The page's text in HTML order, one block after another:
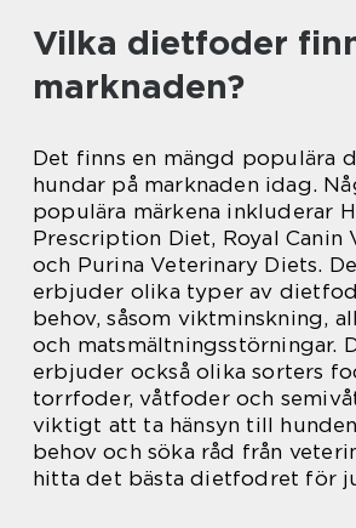
Vilka dietfoder
marknaden?
Det finns en mängd populära
hundar på marknaden idag.
populära märkena inkluderar
Prescription Diet, Royal Canin
och Purina Veterinary Diets.
erbjuder olika typer av
behov, såsom viktminskning,
och matsmältningsstörningar.
erbjuder också olika sorters
torrfoder, våtfoder och
viktigt att ta hänsyn till
behov och söka råd från
hitta det bästa dietfodret för